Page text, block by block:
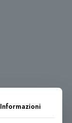
Informazioni